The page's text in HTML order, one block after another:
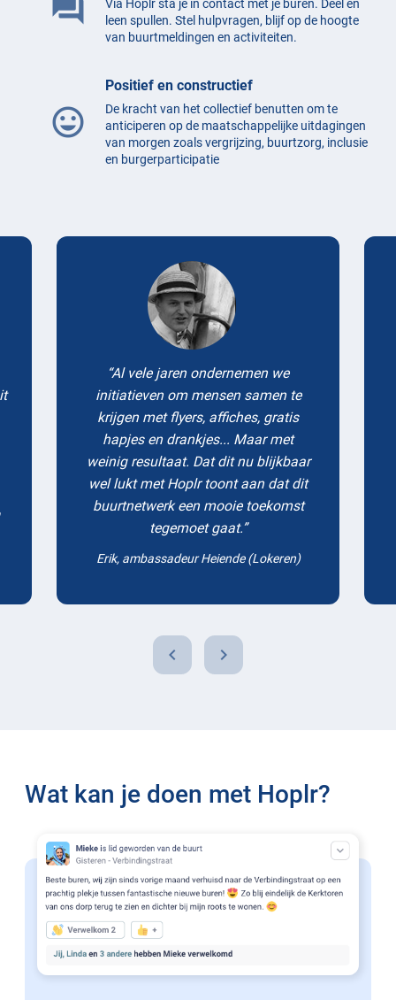
question_answer
Via Hoplr sta je in contact met je buren. Deel en
leen spullen. Stel hulpvragen, blijf op de hoogte
van buurtmeldingen en activiteiten.
mood
Positief en constructief
De kracht van het collectief benutten om te
anticiperen op de maatschappelijke uitdagingen
van morgen zoals vergrijzing, buurtzorg, inclusie
en burgerparticipatie
Testimonials
Al vele jaren ondernemen we
initiatieven om mensen samen te
krijgen met flyers, affiches, gratis
hapjes en drankjes... Maar met
weinig resultaat. Dat dit nu blijkbaar
wel lukt met Hoplr toont aan dat dit
buurtnetwerk een mooie toekomst
tegemoet gaat.
Erik, ambassadeur Heiende (Lokeren)
chevron_left chevron_right
Wat kan je doen met Hoplr?